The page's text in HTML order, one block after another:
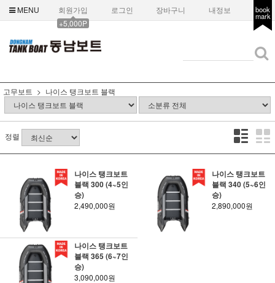
MENU
회원가입
+5,000P
로그인 장바구니 내정보 book
mark
고무보트 나이스 탱크보트 블랙
정렬
나이스 탱크보트
블랙 300 (4~5인
승)
2,490,000원
나이스 탱크보트
블랙 340 (5~6인
승)
2,890,000원
나이스 탱크보트
블랙 365 (6~7인
승)
3,090,000원